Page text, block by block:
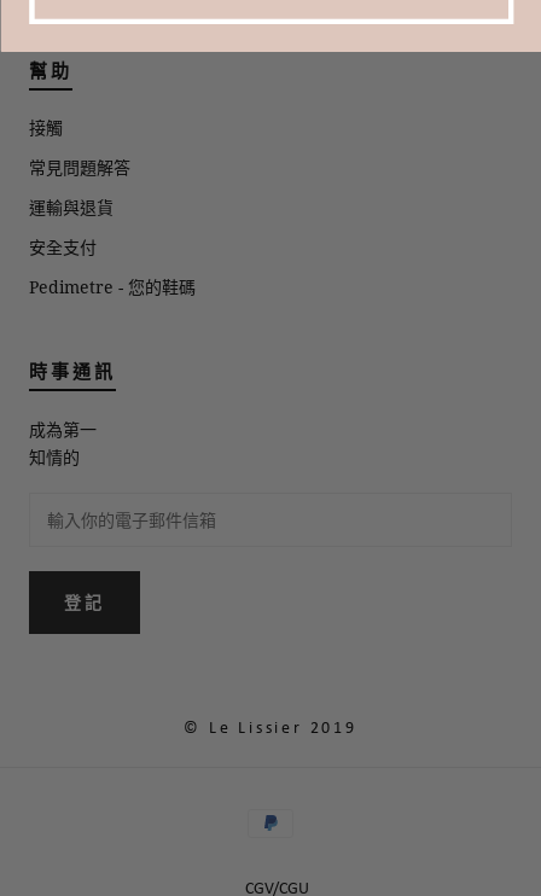
幫助
接觸
常見問題解答
運輸與退貨
安全支付
Pedimetre - 您的鞋碼
時事通訊
成為第一
知情的
登記
© Le Lissier 2019
CGV/CGU